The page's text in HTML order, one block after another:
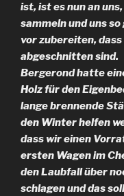
ist, ist es nun an
sammeln und uns
vor zubereiten,
abgeschnitten sind.
Bergerond hatte
Holz für den
lange brennende
den Winter helfen
dass wir einen
ersten Wagen im
den Laubfall über
schlagen und das